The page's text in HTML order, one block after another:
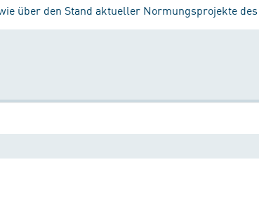
über den Stand aktueller Normungsprojekte